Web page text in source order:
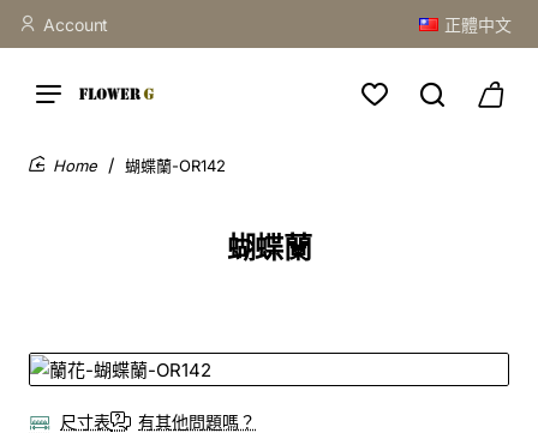
Account 正體中文
蝴蝶蘭
蝴蝶蘭-OR142
尺寸表 有其他問題嗎？